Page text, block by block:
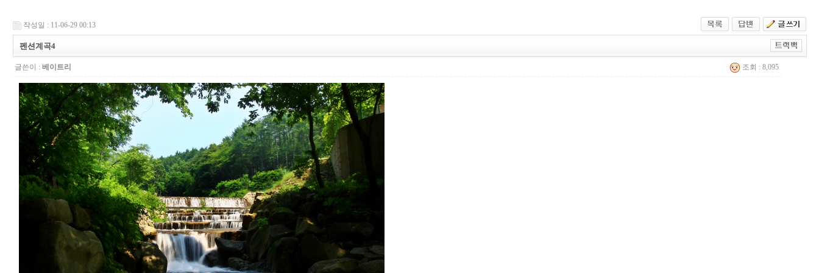
작성일 : 11-06-29 00:13
펜션계곡4
글쓴이 : 베이트리 조회 : 8,095